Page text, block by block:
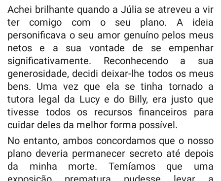
Achei brilhante quando a Júlia se atreveu a vir
ter comigo com o seu plano. A ideia
personificava o seu amor genuíno pelos meus
netos e a sua vontade de se empenhar
significativamente. Reconhecendo a sua
generosidade, decidi deixar-lhe todos os meus
bens. Uma vez que ela se tinha tornado a
tutora legal da Lucy e do Billy, era justo que
tivesse todos os recursos financeiros para
cuidar deles da melhor forma possível.
No entanto, ambos concordamos que o nosso
plano deveria permanecer secreto até depois
da minha morte. Temíamos que uma